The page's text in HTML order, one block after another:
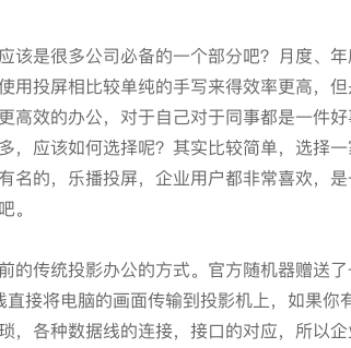
该是很多公司必备的一个部分吧？月度、
用投屏相比较单纯的手写来得效率更高，
高效的办公，对于自己对于同事都是一件好
，应该如何选择呢？其实比较简单，选择
名的，乐播投屏，企业用户都非常喜欢，
。
的传统投影办公的方式。官方随机器赠送
接将电脑的画面传输到投影机上，如果
，各种数据线的连接，接口的对应，所以企